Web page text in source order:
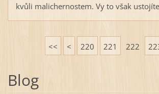
kvůli malichernostem. Vy to však
<< < 220 221 222
Blog